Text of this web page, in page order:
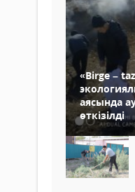
«Birge –
аясында
өткізілді